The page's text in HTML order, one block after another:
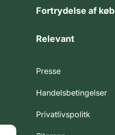
Fortrydelse af køb
Relevant
Presse
Handelsbetingelser
Privatlivspolitk